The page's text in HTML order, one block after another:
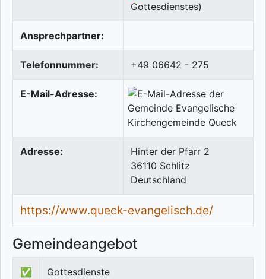
Gottesdienstes)
Ansprechpartner:
Telefonnummer: +49 06642 - 275
E-Mail-Adresse:
Adresse:
Hinter der Pfarr 2
36110 Schlitz
Deutschland
https://www.queck-evangelisch.de/
Gemeindeangebot
✅ Gottesdienste